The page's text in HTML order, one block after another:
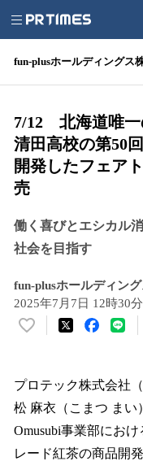
fun-plusホールディングス
7/12 北海道唯一
清田高校の第50
開発したフェア
売
働く喜びとエシカル
社会を目指す
fun-plusホールディン
2025年7月7日 12時30分
い
！
数
を
読
み
プロテック株式会社
松 麻衣（こまつ まい
Omusubi事業部にお
レード紅茶の商品開